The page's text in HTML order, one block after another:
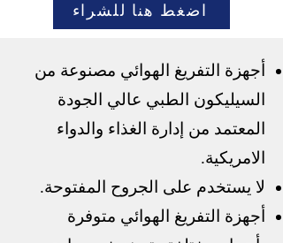
اضغط هنا للشراء
أجهزة التفريغ الهوائي مصنوعة من
السيليكون الطبي عالي الجودة
المعتمد من إدارة الغذاء والدواء
الامريكية.
لا يستخدم على الجروح المفتوحة.
أجهزة التفريغ الهوائي متوفرة